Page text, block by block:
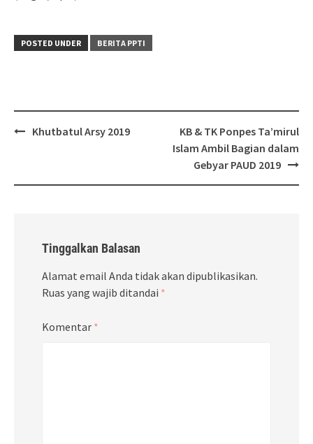
POSTED UNDER BERITA PPTI
PostKhutbatul Arsy 2019
KB & TK Ponpes Ta’mirul
Islam Ambil Bagian dalam
Gebyar PAUD 2019
Tinggalkan Balasan
Alamat email Anda tidak akan dipublikasikan.
Ruas yang wajib ditandai *
Komentar *